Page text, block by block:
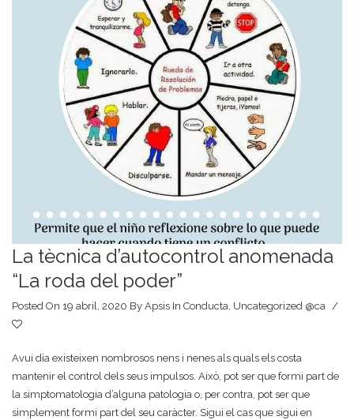
La tècnica d’autocontrol anomenada
“La roda del poder”
Posted On 19 abril, 2020 By Apsis In Conducta, Uncategorized @ca /
Avui dia existeixen nombrosos nens i nenes als quals els costa
mantenir el control dels seus impulsos. Això, pot ser que formi part de
la simptomatologia d’alguna patologia o, per contra, pot ser que
simplement formi part del seu caràcter. Sigui el cas que sigui en